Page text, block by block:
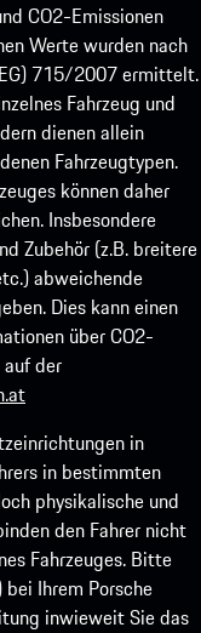
CO2-Emissionen
Werte wurden nach
715/2007 ermittelt.
Fahrzeug und
dienen allein
Fahrzeugtypen.
können daher
Insbesondere
Zubehör (z.B. breitere
abweichende
Dies kann einen
über CO2-
der
in
in bestimmten
physikalische und
den Fahrer nicht
Fahrzeuges. Bitte
Ihrem Porsche
inwieweit Sie das